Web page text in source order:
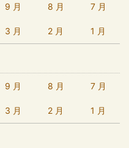
9 月 8 月 7 月
3 月 2 月 1 月
9 月 8 月 7 月
3 月 2 月 1 月